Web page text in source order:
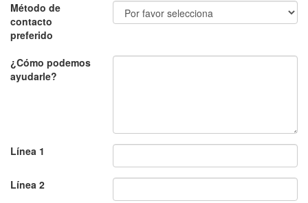
Método de
contacto
preferido
¿Cómo podemos
ayudarle?
Línea 1
Línea 2